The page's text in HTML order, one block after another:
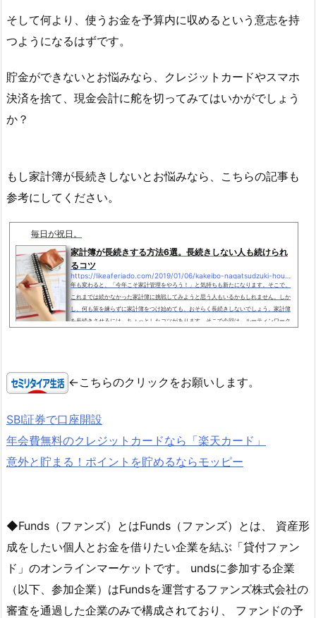
そして何より、使うお金を予算内に収めるという意志を持
つようになるはずです。
貯金ができないとお悩みなら、クレジットカードやスマホ
決済を捨て、現金会計に舵を切ってみてはいかがでしょう
か？
もし家計簿が長続きしないとお悩みなら、こちらの記事も
参考にしてください。
毎日が祝日。
家計簿が長続きする方法6選。長続きしない人も続けられ
るコツ
年も変わると、「今年こそ家計管理をやろう！」と気持ちも新たになります。そこで、
これまでは続かなかった家計簿に挑戦してみようと思う人もいるかもしれません。しか
し、何も策を練らずに家計簿をつけ始めても、おそらく長続きしないでしょう。家計簿
を長続きさせるには、ちょっとしたコツがあります。そこで今回は、ルーティンワーク
←こちらのクリックをお願いします。
SBI証券で口座開設
年会費無料のクレジットカードなら「楽天カード」
意外と貯まる！ポイントを貯めるならモッピー
◆Funds（ファンズ）とはFunds（ファンズ）とは、 資産形
成をしたい個人とお金を借りたい企業を結ぶ「貸付ファン
ド」のオンラインマーケットです。 undsに参加する企業
（以下、参加企業）はFundsを運営するファンズ株式会社の
審査を通過した企業のみで構成されており、 ファンドの予